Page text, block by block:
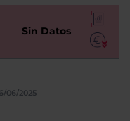
Sin Datos
06/2025